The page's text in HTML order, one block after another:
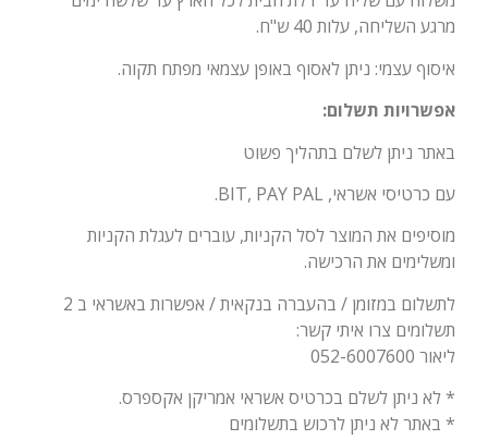
מרגע השליחה, עלות 40 ש"ח.
איסוף עצמי: ניתן לאסוף באופן עצמאי מפתח תקוה.
אפשרויות תשלום:
באתר ניתן לשלם בתהליך פשוט
עם כרטיסי אשראי, BIT, PAY PAL.
מוסיפים את המוצר לסל הקניות, עוברים לעגלת הקניות
ומשלימים את הרכישה.
לתשלום במזומן / בהעברה בנקאית / אפשרות באשראי ב 2
תשלומים צרו איתי קשר:
ליאור 052-6007600
* לא ניתן לשלם בכרטיס אשראי אמריקן אקספרס.
* באתר לא ניתן לרכוש בתשלומים